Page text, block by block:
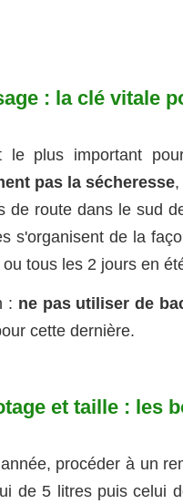
: la clé vitale
le plus important
pas la sécheresse
de route dans le sud
s'organisent de la
ou tous les 2 jours en
: ne pas utiliser de
cette dernière.
et taille : les
procéder à un
de 5 litres puis celui